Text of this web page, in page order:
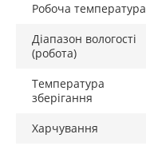
Робоча температура
Діапазон вологості
(робота)
Температура
зберігання
Харчування